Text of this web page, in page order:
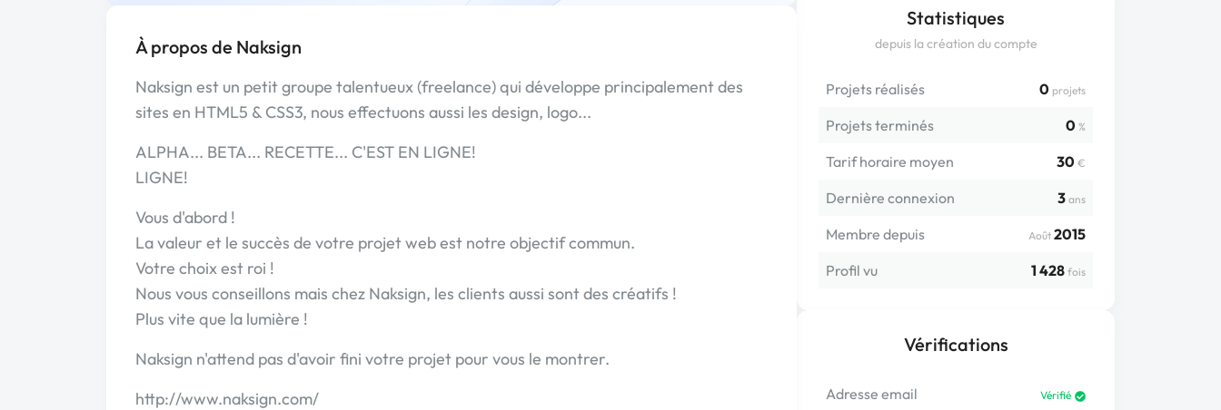
Statistiques
depuis la création du compte
Projets réalisés 0 projets
Projets terminés 0 %
Tarif horaire moyen 30 €
Dernière connexion 3 ans
Membre depuis Août 2015
Profil vu
1 428 fois
Vérifications
Adresse email Vérifié
À propos de Naksign
Naksign est un petit groupe talentueux (freelance) qui développe principalement des
sites en HTML5 & CSS3, nous effectuons aussi les design, logo...
ALPHA... BETA... RECETTE... C'EST EN LIGNE!
LIGNE!
Vous d'abord !
La valeur et le succès de votre projet web est notre objectif commun.
Votre choix est roi !
Nous vous conseillons mais chez Naksign, les clients aussi sont des créatifs !
Plus vite que la lumière !
Naksign n'attend pas d'avoir fini votre projet pour vous le montrer.
http://www.naksign.com/